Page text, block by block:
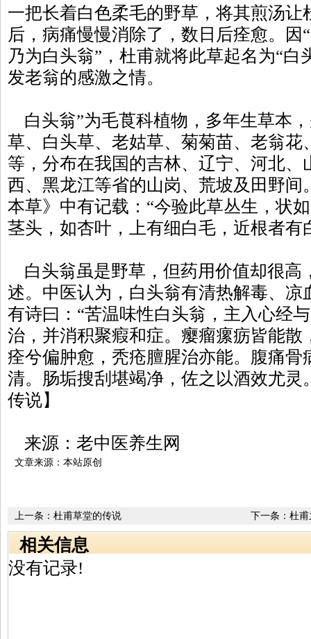
一把长着白色柔毛的野草，将其煎汤让
后，病痛慢慢消除了，数日后痊愈。因
乃为白头翁”，杜甫就将此草起名为“白
发老翁的感激之情。
白头翁”为毛莨科植物，多年生草本
草、白头草、老姑草、菊菊苗、老翁花
等，分布在我国的吉林、辽宁、河北、
西、黑龙江等省的山岗、荒坡及田野间
本草》中有记载：“今验此草丛生，状
茎头，如杏叶，上有细白毛，近根者有
白头翁虽是野草，但药用价值却很高
述。中医认为，白头翁有清热解毒、凉
有诗曰：“苦温味性白头翁，主入心经
治，并消积聚瘕和症。瘿瘤瘰疬皆能散
痊兮偏肿愈，秃疮膻腥治亦能。腹痛骨
清。肠垢搜刮堪竭净，佐之以酒效尤灵
传说】
来源：老中医养生网
文章来源：本站原创
下一条： 杜甫
上一条： 杜甫草堂的传说
相关信息
没有记录!